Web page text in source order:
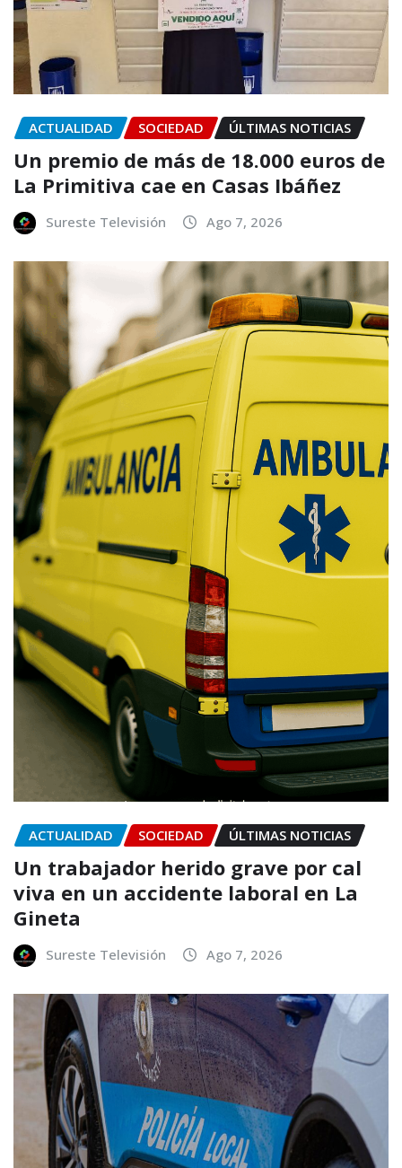
ACTUALIDAD SOCIEDAD ÚLTIMAS NOTICIAS
Un premio de más de 18.000 euros de
La Primitiva cae en Casas Ibáñez
Sureste Televisión Ago 7, 2026
ACTUALIDAD SOCIEDAD ÚLTIMAS NOTICIAS
Un trabajador herido grave por cal
viva en un accidente laboral en La
Gineta
Sureste Televisión Ago 7, 2026